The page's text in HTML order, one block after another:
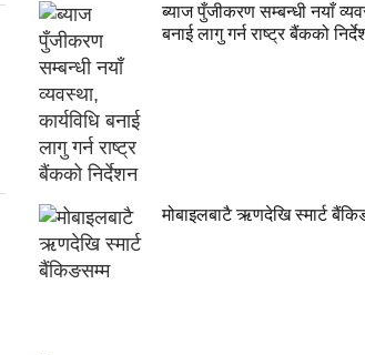
ब्याज पुँजीकरण सम्बन्धी नयाँ
बनाई लागु गर्न राष्ट्र बैंकको
मोबाइलबाटै ऋणदेखि स्मार्ट